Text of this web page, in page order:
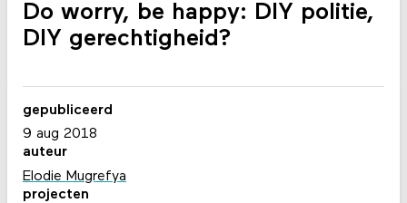
Do worry, be happy: DIY politie,
DIY gerechtigheid?
gepubliceerd
9 aug 2018
auteur
Elodie Mugrefya
projecten